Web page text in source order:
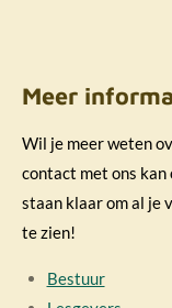
Meer
Wil je meer weten
contact met ons kan
staan klaar om al je
te zien!
Bestuur